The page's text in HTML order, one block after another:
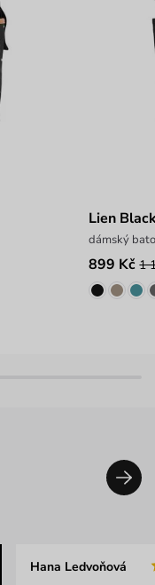
Lien
dámský
899 Kč 1
Hana Ledvoňová